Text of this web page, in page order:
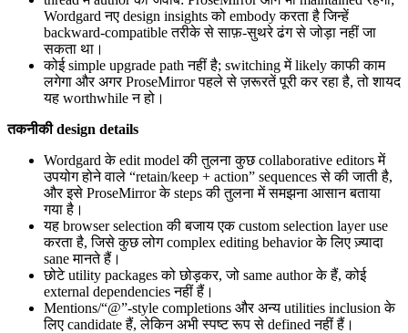
Wordgard नए design insights को embody करता है जिन्हें
backward-compatible तरीके से साफ़-सुथरे ढंग से जोड़ा नहीं जा
सकता था।
कोई simple upgrade path नहीं है; switching में likely काफी काम
लगेगा और अगर ProseMirror पहले से ज़रूरतें पूरी कर रहा है, तो शायद
यह worthwhile न हो।
तकनीकी design details
Wordgard के edit model की तुलना कुछ collaborative editors में
उपयोग होने वाले “retain/keep + action” sequences से की जाती है,
और इसे ProseMirror के steps की तुलना में समझना आसान बताया
गया है।
यह browser selection की बजाय एक custom selection layer use
करता है, जिसे कुछ लोग complex editing behavior के लिए ज़्यादा
sane मानते हैं।
छोटे utility packages को छोड़कर, जो same author के हैं, कोई
external dependencies नहीं हैं।
Mentions/“@”-style completions और अन्य utilities inclusion के
लिए candidate हैं, लेकिन अभी स्पष्ट रूप से defined नहीं हैं।